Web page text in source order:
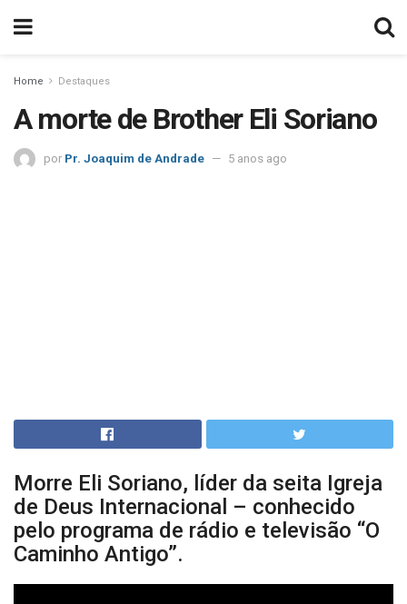
Home Destaques
A morte de Brother Eli Soriano
por Pr. Joaquim de Andrade 5 anos ago
Morre Eli Soriano, líder da seita Igreja
de Deus Internacional – conhecido
pelo programa de rádio e televisão “O
Caminho Antigo”.